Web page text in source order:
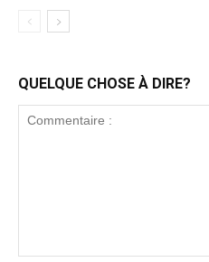
QUELQUE CHOSE À DIRE?